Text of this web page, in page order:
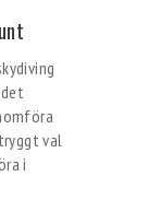
val
i